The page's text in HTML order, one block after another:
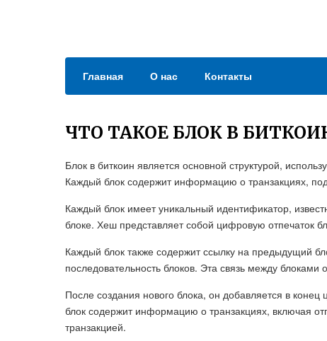
Главная О нас Контакты
ЧТО ТАКОЕ БЛОК В
Блок в биткоин является основной структурой,
Каждый блок содержит информацию о транзакциях,
Каждый блок имеет уникальный идентификатор,
блоке. Хеш представляет собой цифровую отпечаток
Каждый блок также содержит ссылку на предыдущий
последовательность блоков. Эта связь между
После создания нового блока, он добавляется в
блок содержит информацию о транзакциях, включая
транзакцией.